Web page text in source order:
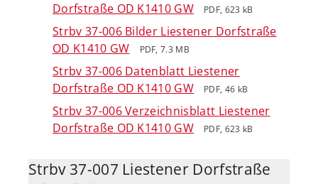
Dorfstraße OD K1410 GW
PDF, 623 kB
Strbv 37-006 Bilder Liestener Dorfstraße
OD K1410 GW
PDF, 7.3 MB
Strbv 37-006 Datenblatt Liestener
Dorfstraße OD K1410 GW
PDF, 46 kB
Strbv 37-006 Verzeichnisblatt Liestener
Dorfstraße OD K1410 GW
PDF, 623 kB
Strbv 37-007 Liestener Dorfstraße